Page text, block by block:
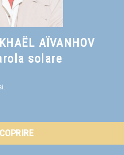
AÏVANHOV
solare